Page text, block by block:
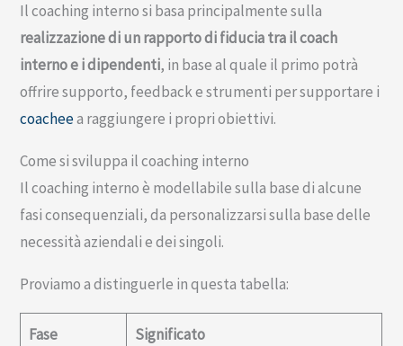
Il coaching interno si basa principalmente sulla
realizzazione di un rapporto di fiducia tra il coach
interno e i dipendenti, in base al quale il primo potrà
offrire supporto, feedback e strumenti per supportare i
coacheea raggiungere i propri obiettivi.
Come si sviluppa il coaching interno
Il coaching interno è modellabile sulla base di alcune
fasi consequenziali, da personalizzarsi sulla base delle
necessità aziendali e dei singoli.
Proviamo a distinguerle in questa tabella:
Fase Significato